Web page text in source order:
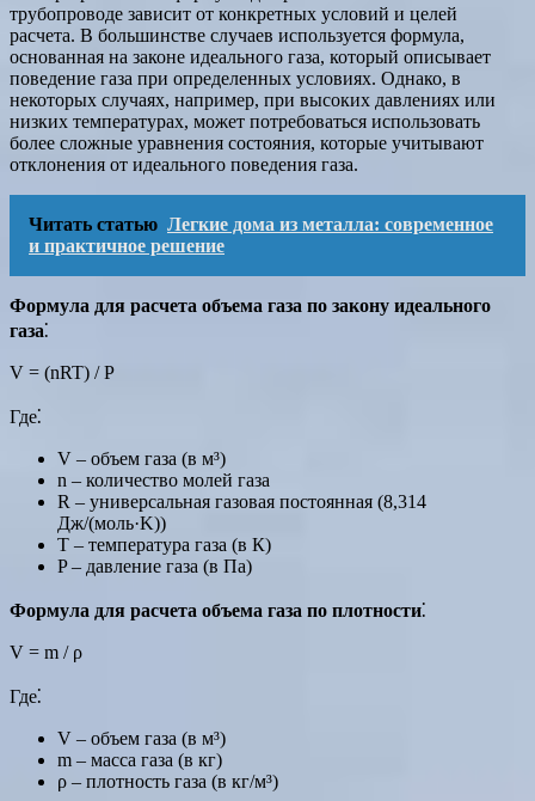
трубопроводе зависит от конкретных условий и целей
расчета. В большинстве случаев используется формула,
основанная на законе идеального газа, который описывает
поведение газа при определенных условиях. Однако, в
некоторых случаях, например, при высоких давлениях или
низких температурах, может потребоваться использовать
более сложные уравнения состояния, которые учитывают
отклонения от идеального поведения газа.
Читать статью Легкие дома из металла: современное
и практичное решение
Формула для расчета объема газа по закону идеального
газа⁚
V = (nRT) / P
Где⁚
V – объем газа (в м³)
n – количество молей газа
R – универсальная газовая постоянная (8,314
Дж/(моль·K))
T – температура газа (в К)
P – давление газа (в Па)
Формула для расчета объема газа по плотности⁚
V = m / ρ
Где⁚
V – объем газа (в м³)
m – масса газа (в кг)
ρ – плотность газа (в кг/м³)